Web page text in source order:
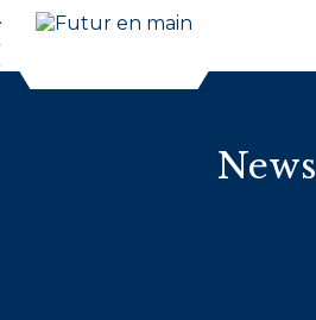
Aller
au
contenu
Aller
à
la
recherche
News
Cookies management panel